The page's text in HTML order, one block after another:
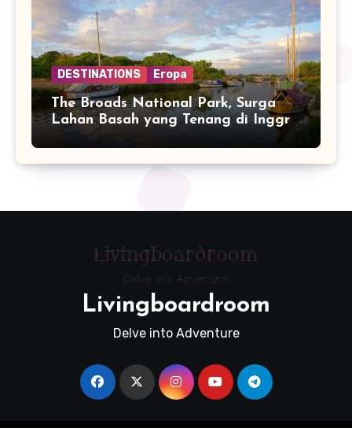
DESTINATIONS Eropa
The Broads National Park, Surga
Lahan Basah yang Tenang di Inggris
Timur
Livingboardroom
Delve into Adventure